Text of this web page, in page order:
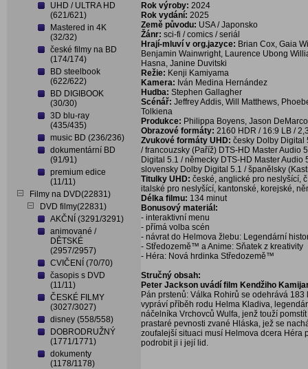
UHD / ULTRA HD
(621/621)
Mastered in 4K
(32/32)
české filmy na BD
(174/174)
BD steelbook
(622/622)
BD DIGIBOOK
(30/30)
3D blu-ray
(435/435)
music BD (236/236)
dokumentární BD
(91/91)
premium edice
(11/11)
Filmy na DVD(22831)
DVD filmy(22831)
AKČNÍ (3291/3291)
animované /
DĚTSKÉ
(2957/2957)
CVIČENÍ (70/70)
časopis s DVD
(11/11)
ČESKÉ FILMY
(3027/3027)
disney (558/558)
DOBRODRUŽNÝ
(1771/1771)
dokumenty
(1178/1178)
Rok výroby: 2024
Rok vydání: 2025
Země původu: USA / Japonsko
Žánr: sci-fi / comics / seriál
Hrají-mluví v org.jazyce: Brian Cox, Gaia
Benjamin Wainwright, Laurence Ubong
Hasna, Janine Duvitski
Režie: Kenji Kamiyama
Kamera: Iván Medina Hernández
Hudba: Stephen Gallagher
Scénář: Jeffrey Addis, Will Matthews,
Tolkiena
Produkce: Philippa Boyens, Jason
Obrazové formáty: 2160 HDR / 16:9 LB /
Zvukové formáty UHD: česky Dolby Digital
/ francouzsky (Paříž) DTS-HD Master Audio
Digital 5.1 / německy DTS-HD Master
slovensky Dolby Digital 5.1 / španělsky
Titulky UHD: české, anglické pro neslyšící,
italské pro neslyšící, kantonské, korejské,
Délka filmu: 134 minut
Bonusový materiál:
- interaktivní menu
- přímá volba scén
- návrat do Helmova žlebu: Legendární
- Středozemě™ a Anime: Sňatek z kreativity
- Héra: Nová hrdinka Středozemě™
Stručný obsah:
Peter Jackson uvádí film Kendžiho
Pán prstenů: Válka Rohirů se odehrává
vypráví příběh rodu Helma Kladiva,
náčelníka Vrchovců Wulfa, jenž touží
prastaré pevnosti zvané Hláska, jež se
zoufalejší situaci musí Helmova dcera Héra
podrobit ji i její lid.